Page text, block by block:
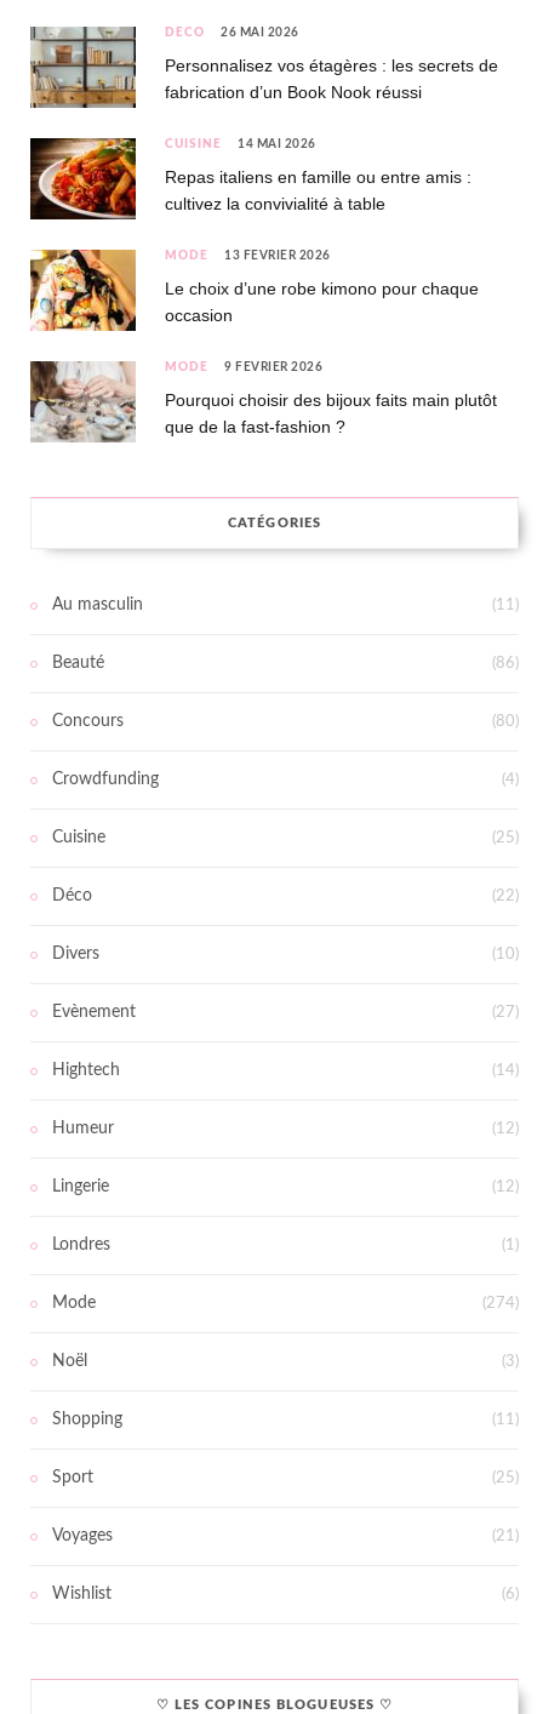
DÉCO 26 MAI 2026
Personnalisez vos étagères : les secrets de
fabrication d’un Book Nook réussi
CUISINE 14 MAI 2026
Repas italiens en famille ou entre amis :
cultivez la convivialité à table
MODE 13 FÉVRIER 2026
Le choix d’une robe kimono pour chaque
occasion
MODE 9 FÉVRIER 2026
Pourquoi choisir des bijoux faits main plutôt
que de la fast-fashion ?
CATÉGORIES
Au masculin (11)
Beauté (86)
Concours (80)
Crowdfunding (4)
Cuisine (25)
Déco (22)
Divers (10)
Evènement (27)
Hightech (14)
Humeur (12)
Lingerie (12)
Londres (1)
Mode (274)
Noël (3)
Shopping (11)
Sport (25)
Voyages (21)
Wishlist (6)
♡ LES COPINES BLOGUEUSES ♡